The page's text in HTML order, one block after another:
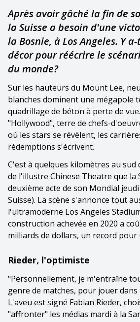
Après avoir gâché la fin de
la Suisse a besoin d'une
la Bosnie, à Los Angeles. Y
décor pour réécrire le
du monde?
Sur les hauteurs du Mount Lee,
blanches dominent une mégapole
quadrillage de béton à perte de
"Hollywood", terre de chefs-
où les stars se révèlent, les
rédemptions s'écrivent.
C'est à quelques kilomètres au sud
de l'illustre Chinese Theatre que la
deuxième acte de son Mondial
Suisse). La scène s'annonce tout
l'ultramoderne Los Angeles
construction achevée en 2020 a
milliards de dollars, un record pour
Rieder, l'optimiste
"Personnellement, je m'entraîne
genre de matches, pour jouer dans
L'aveu est signé Fabian Rieder,
"affronter" les médias mardi à la